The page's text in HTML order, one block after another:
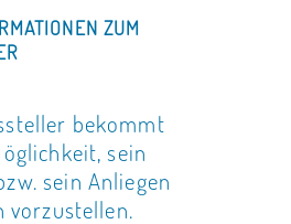
ZUM
bekommt
sein
sein Anliegen
vorzustellen.